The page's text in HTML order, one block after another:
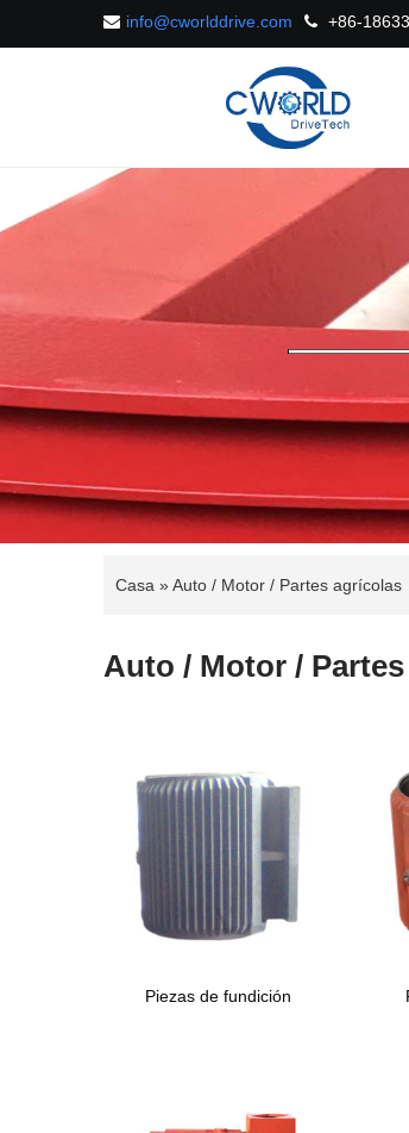
+86-
info@cworlddrive.com
Casa »Auto / Motor / Partes agrícolas
Auto / Motor /
Piezas de fundición